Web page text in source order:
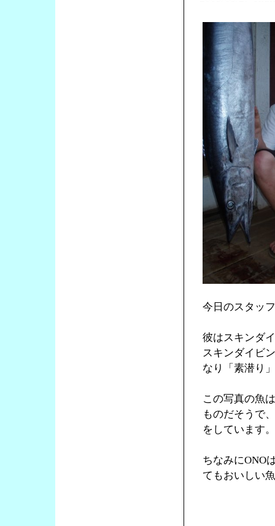
今日のスタッ
彼はスキンダ
スキンダイビ
なり「素潜り
この写真の魚
ものだそうで
をしています。
ちなみにONO
てもおいしい